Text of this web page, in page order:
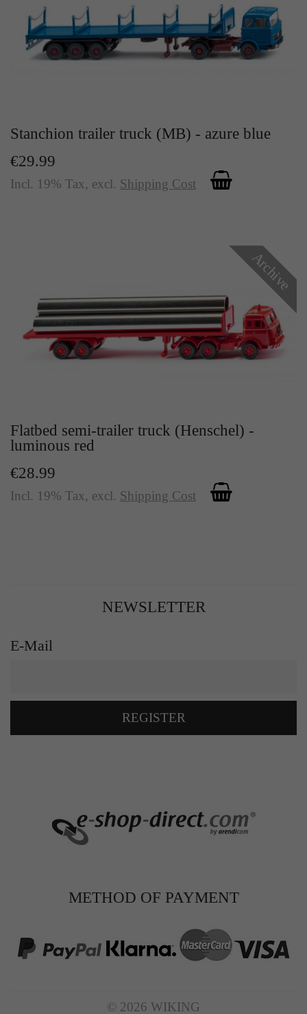
Stanchion trailer truck (MB) - azure blue
€29.99
Incl. 19% Tax, excl. Shipping Cost
Archive
Flatbed semi-trailer truck (Henschel) -
luminous red
€28.99
Incl. 19% Tax, excl. Shipping Cost
NEWSLETTER
E-Mail
REGISTER
METHOD OF PAYMENT
© 2026 WIKING